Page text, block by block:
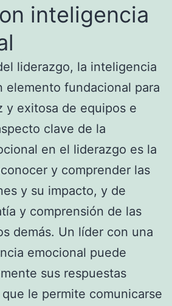
inteligencia
liderazgo, la inteligencia
elemento fundacional para
y exitosa de equipos e
clave de la
en el liderazgo es la
y comprender las
y su impacto, y de
y comprensión de las
demás. Un líder con una
emocional puede
sus respuestas
le permite comunicarse